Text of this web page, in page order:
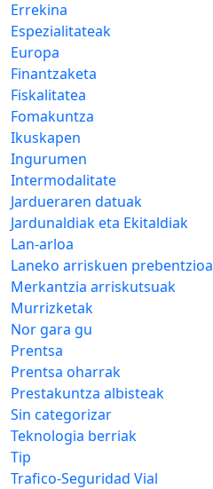
Errekina
Espezialitateak
Europa
Finantzaketa
Fiskalitatea
Fomakuntza
Ikuskapen
Ingurumen
Intermodalitate
Jardueraren datuak
Jardunaldiak eta Ekitaldiak
Lan-arloa
Laneko arriskuen prebentzioa
Merkantzia arriskutsuak
Murrizketak
Nor gara gu
Prentsa
Prentsa oharrak
Prestakuntza albisteak
Sin categorizar
Teknologia berriak
Tip
Trafico-Seguridad Vial